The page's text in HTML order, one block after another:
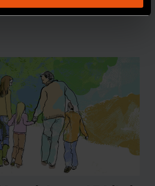
och analysera vår trafik. Vi
sådana identifierare och annan
enhet till de sociala medier och
som vi samarbetar med.
kombinera informationen med annan
har tillhandahållit eller som de har
använt deras tjänster.